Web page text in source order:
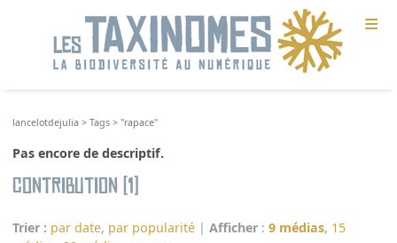
≡
lancelotdejulia >Tags >"rapace"
Pas encore de descriptif.
Contribution (1)
Trier : par date, par popularité |Afficher :9 médias, 15